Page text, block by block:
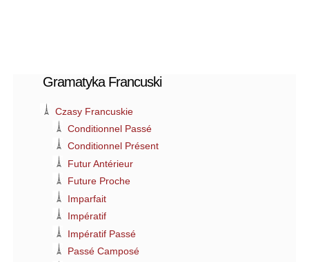
Gramatyka Francuski
Czasy Francuskie
Conditionnel Passé
Conditionnel Présent
Futur Antérieur
Future Proche
Imparfait
Impératif
Impératif Passé
Passé Camposé